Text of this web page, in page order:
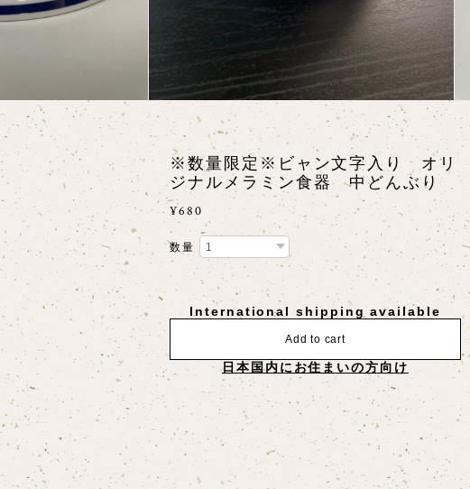
※数量限定※ビャン文字入り オリ
ジナルメラミン食器 中どんぶり
¥680
数量
International shipping available
Add to cart
日本国内にお住まいの方向け